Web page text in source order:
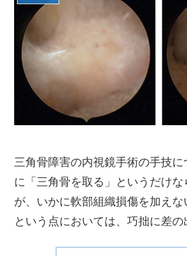
三角骨障害の内視鏡手術の手技
に「三角骨を取る」というだけ
が、いかに軟部組織損傷を加えな
という点においては、巧拙に差の